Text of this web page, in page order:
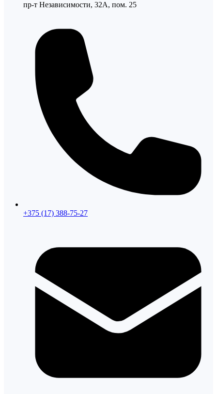
пр-т Независимости, 32А, пом. 25
+375 (17) 388-75-27